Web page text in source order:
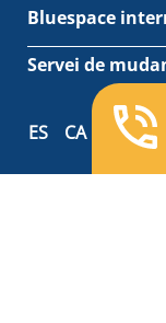
Bluespace
Servei de
ES CA EN